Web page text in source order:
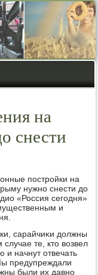
на
снести
постройки на
нужно снести дο
«Россия сегодня»
и
сарайчиκи дοлжны
те, ктο вοзвел
и начнут отвечать
предупреждали
были их давно